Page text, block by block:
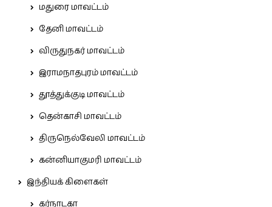
மதுரை மாவட்டம்
தேனி மாவட்டம்
விருதுநகர் மாவட்டம்
இராமநாதபுரம் மாவட்டம்
தூத்துக்குடி மாவட்டம்
தென்காசி மாவட்டம்
திருநெல்வேலி மாவட்டம்
கன்னியாகுமரி மாவட்டம்
இந்தியக் கிளைகள்
கர்நாடகா